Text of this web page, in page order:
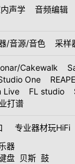
声学 音频编辑
/音源/音色 采样
Cakewalk
One
Live FL studio
打谱
专业器材玩HiFi
器
盘 贝斯 鼓